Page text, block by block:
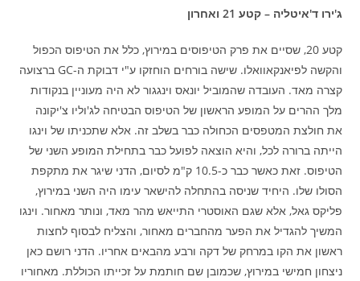
ג'ירו ד'איטליה – קטע 21 ואחרון
קטע 20, שסיים את פרק הטיפוסים במירוץ, כלל את הטיפוס הכפול
והקשה לפיאנקאוואלו. שישה בורחים הוחזקו ע"י דבוקת ה-GC ברצועה
קצרה מאד. העובדה שהמוביל יונאס וינגגור לא היה מעוניין בנקודות
מלך ההרים על המופע הראשון של הטיפוס הבטיחה לג'וליו צ'יקונה
את חולצת המטפסים הכחולה כבר בשלב זה. אלא שתכניתו של וינגו
הייתה ברורה לכל, והיא הוצאה לפועל כבר בתחילת המופע השני של
הטיפוס. זאת כאשר כבר כ-10.5 ק"מ לסיום, הדני שיגר את מתקפת
הסולו שלו. היחיד שניסה בהתחלה להישאר עימו היה השני במירוץ,
פליקס גאל, אלא שגם האוסטרי התייאש מהר מאד, ונותר מאחור. וינגו
המשיך להגדיל את הפער מהחברים מאחור, והצליח לבסוף לחצות
ראשון את הקו במרחק של דקה ורבע מהבאים אחריו. הדני רושם כאן
ניצחון חמישי במירוץ, שכמובן שם חותמת על זכייתו הכוללת. מאחוריו